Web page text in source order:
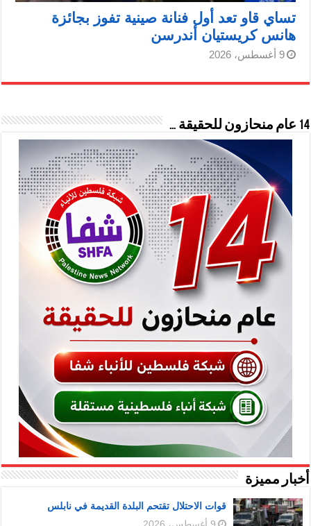
تساي قاو تعد أول فنانة صينية تفوز بجائزة
هانس كريستيان أندرسن
9 أغسطس، 2026
14 عام منحازون للحقيقة …
أخبار مميزة
قوات الاحتلال تقتحم البلدة القديمة في نابلس